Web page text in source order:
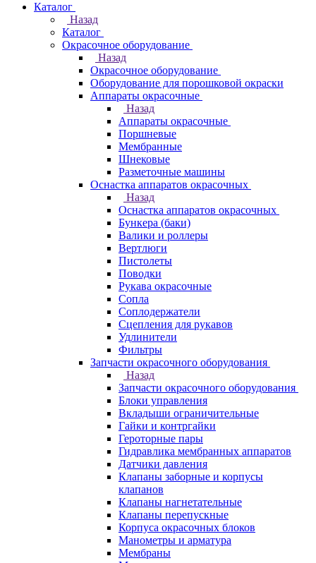
Каталог
Назад
Каталог
Окрасочное оборудование
Назад
Окрасочное оборудование
Оборудование для порошковой окраски
Аппараты окрасочные
Назад
Аппараты окрасочные
Поршневые
Мембранные
Шнековые
Разметочные машины
Оснастка аппаратов окрасочных
Назад
Оснастка аппаратов окрасочных
Бункера (баки)
Валики и роллеры
Вертлюги
Пистолеты
Поводки
Рукава окрасочные
Сопла
Соплодержатели
Сцепления для рукавов
Удлинители
Фильтры
Запчасти окрасочного оборудования
Назад
Запчасти окрасочного оборудования
Блоки управления
Вкладыши ограничительные
Гайки и контргайки
Героторные пары
Гидравлика мембранных аппаратов
Датчики давления
Клапаны заборные и корпусы
клапанов
Клапаны нагнетательные
Клапаны перепускные
Корпуса окрасочных блоков
Манометры и арматура
Мембраны